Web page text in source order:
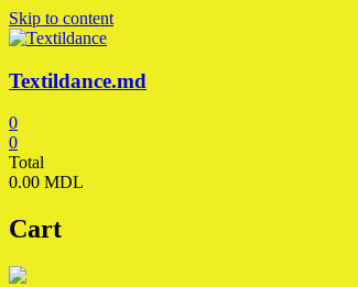
Skip to content
Textildance.md
0
0
Total
0.00 MDL
Cart